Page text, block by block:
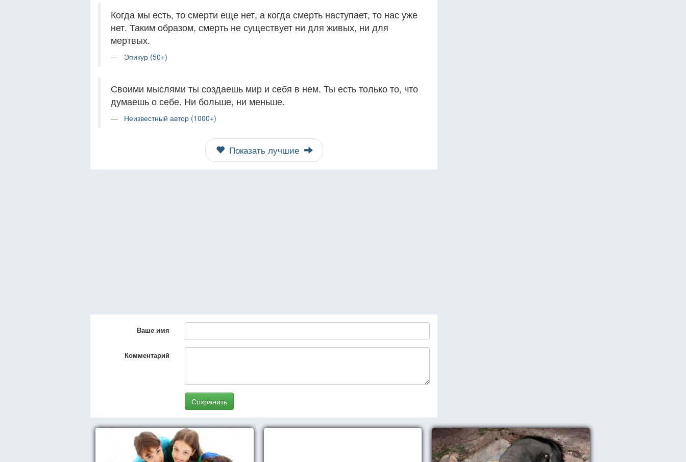
Когда мы есть, то смерти еще нет, а когда смерть наступает, то нас уже
нет. Таким образом, смерть не существует ни для живых, ни для
мертвых.
Эпикур (50+)
Своими мыслями ты создаешь мир и себя в нем. Ты есть только то, что
думаешь о себе. Ни больше, ни меньше.
Неизвестный автор (1000+)
Показать лучшие
Ваше имя
Комментарий
Сохранить